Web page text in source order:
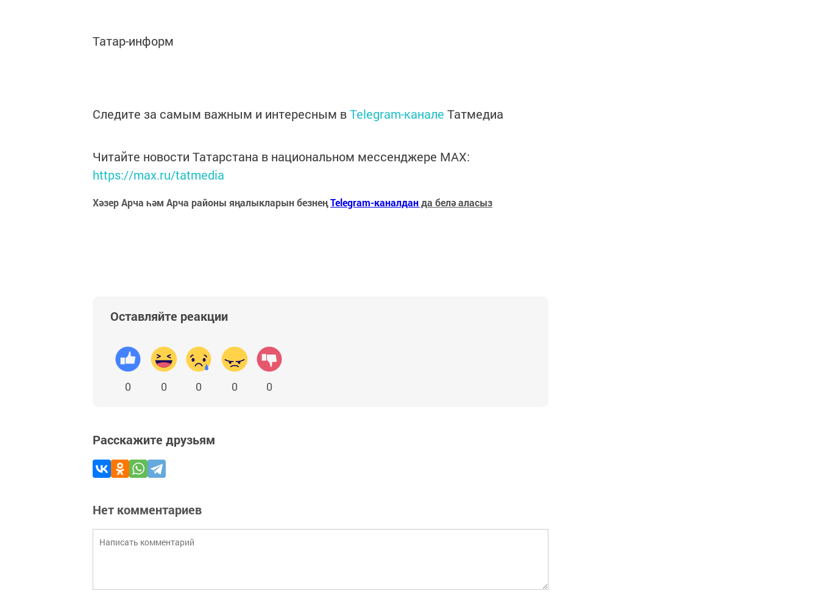
Татар-информ
Следите за самым важным и интересным вTelegram-канале Татмедиа
Читайте новости Татарстана в национальном мессенджере MАХ:
https://max.ru/tatmedia
Хәзер Арча һәм Арча районы яңалыкларын безнеңTelegram-каналданда белә аласыз
Оставляйте реакции
0 0 0 0 0
Расскажите друзьям
Нет комментариев